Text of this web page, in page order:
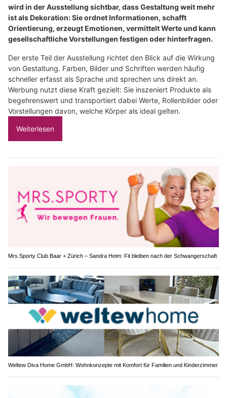
wird in der Ausstellung sichtbar, dass Gestaltung weit mehr
ist als Dekoration: Sie ordnet Informationen, schafft
Orientierung, erzeugt Emotionen, vermittelt Werte und kann
gesellschaftliche Vorstellungen festigen oder hinterfragen.
Der erste Teil der Ausstellung richtet den Blick auf die Wirkung
von Gestaltung. Farben, Bilder und Schriften werden häufig
schneller erfasst als Sprache und sprechen uns direkt an.
Werbung nutzt diese Kraft gezielt: Sie inszeniert Produkte als
begehrenswert und transportiert dabei Werte, Rollenbilder oder
Vorstellungen davon, welche Körper als ideal gelten.
Weiterlesen
Mrs.Sporty Club Baar + Zürich – Sandra Heim: Fit bleiben nach der Schwangerschaft
Weltew Diva Home GmbH: Wohnkonzepte mit Komfort für Familien und Kinderzimmer